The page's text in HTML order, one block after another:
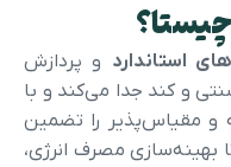
استانداردو پردازش
و کند جدا می‌کند و با
مقیاس‌پذیر را تضمین
مصرف انرژی،